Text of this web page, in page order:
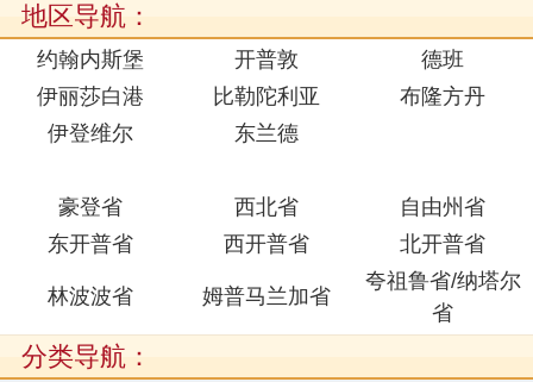
地区导航：
约翰内斯堡 开普敦
德班
伊丽莎白港
比勒陀利亚
布隆方丹
伊登维尔
东兰德
豪登省 西北省
自由州省
东开普省
西开普省 北开普省
林波波省 姆普马兰加省
夸祖鲁省/纳塔尔
省
分类导航：